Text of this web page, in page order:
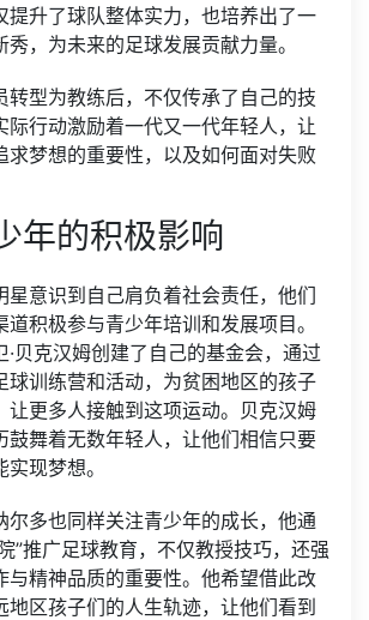
提升了球队整体实力，也培养出了一
秀，为未来的足球发展贡献力量。
转型为教练后，不仅传承了自己的技
际行动激励着一代又一代年轻人，让
求梦想的重要性，以及如何面对失败
年的积极影响
星意识到自己肩负着社会责任，他们
道积极参与青少年培训和发展项目。
·贝克汉姆创建了自己的基金会，通过
球训练营和活动，为贫困地区的孩子
让更多人接触到这项运动。贝克汉姆
鼓舞着无数年轻人，让他们相信只要
现梦想。
尔多也同样关注青少年的成长，他通
”推广足球教育，不仅教授技巧，还强
与精神品质的重要性。他希望借此改
地区孩子们的人生轨迹，让他们看到